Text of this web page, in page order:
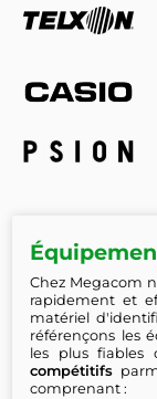
Chez Megacom
rapidement et
matériel
référençons les
les plus
compétitifs
comprenant :